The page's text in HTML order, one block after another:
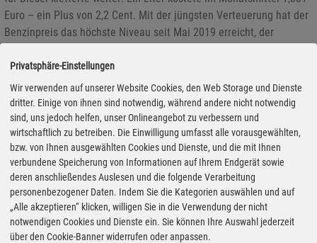
Euro – ein Plus von 2,2 Cent. Mit der jüngsten Verteuerung hat der
Benzinpreis das höchste Niveau seit Mai 2019 erreicht, der
E10 im Schnitt 1,508 Euro und ein Liter Diesel 1,431 Euro.
Bundestag sagt Nein zum DUH-Geschäftsmodell
17.09.2020 - Der Bundestag will mit einem neu verabschiedeten
Gesetz Abmahnungen durch Anwälte als Geschäftsmodell
verhindern, das meldet "Die Zeit" am heutigen Donnerstag. Der
Missbrauch des Abmahnrechts durch Unternehmen und Vereine
werde damit künftig beschränkt. Der Gesetzesentwurf stammt noch
aus dem Mai 2019 als die Deutsche Umwelthilfe (DUH) sich einen
Privatsphäre-Einstellungen
Wir verwenden auf unserer Website Cookies, den Web Storage und Dienste
dritter. Einige von ihnen sind notwendig, während andere nicht notwendig
sind, uns jedoch helfen, unser Onlineangebot zu verbessern und
wirtschaftlich zu betreiben. Die Einwilligung umfasst alle vorausgewählten,
bzw. von Ihnen ausgewählten Cookies und Dienste, und die mit Ihnen
verbundene Speicherung von Informationen auf Ihrem Endgerät sowie
deren anschließendes Auslesen und die folgende Verarbeitung
personenbezogener Daten. Indem Sie die Kategorien auswählen und auf
„Alle akzeptieren“ klicken, willigen Sie in die Verwendung der nicht
notwendigen Cookies und Dienste ein. Sie können Ihre Auswahl jederzeit
über den Cookie-Banner widerrufen oder anpassen.